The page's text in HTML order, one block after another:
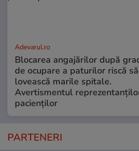
Adevarul.ro
Blocarea angajărilor după
de ocupare a paturilor riscă să
lovească marile spitale.
Avertismentul
pacienților
PARTENERI